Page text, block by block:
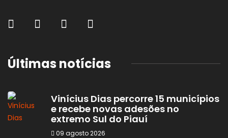
Últimas notícias
Vinícius Dias percorre 15 municípios
e recebe novas adesões no
extremo Sul do Piauí
09 agosto 2026